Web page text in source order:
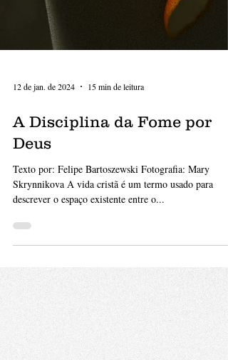
12 de jan. de 2024
Deus
Texto por: Felipe Bartoszewski Fotografia: Mary
Skrynnikova A vida cristã é um termo usado para
descrever o espaço existente entre o...